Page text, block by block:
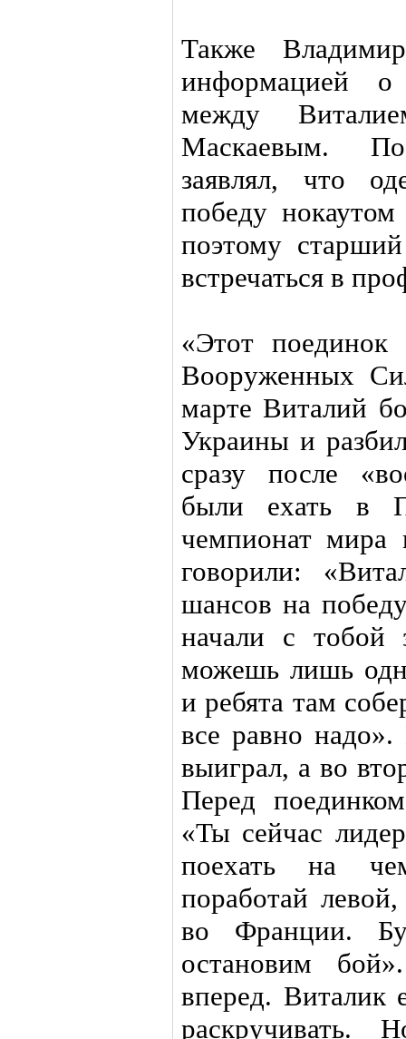
Также
информацией
между
Маскаевым.
заявлял, что
победу
поэтому
встречаться в
«Этот поединок
Вооруженных
марте Виталий
Украины и
сразу после
были ехать в
чемпионат
говорили:
шансов на
начали с тобой
можешь лишь
и ребята там
все равно
выиграл, а во
Перед
«Ты сейчас
поехать на
поработай
во Франции.
остановим
вперед. Виталик